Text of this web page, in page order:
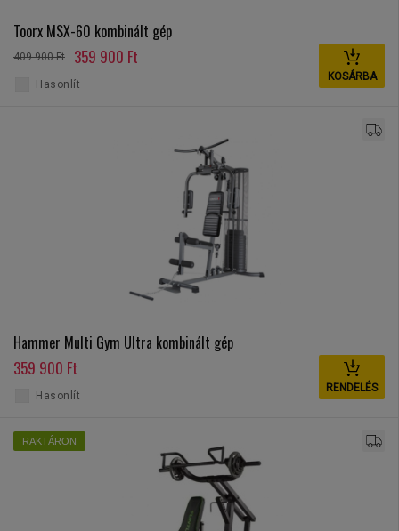
Toorx MSX-60 kombinált gép
409 900 Ft 359 900 Ft
KOSÁRBA
Hasonlít
Hammer Multi Gym Ultra kombinált gép
359 900 Ft
RENDELÉS
Hasonlít
RAKTÁRON